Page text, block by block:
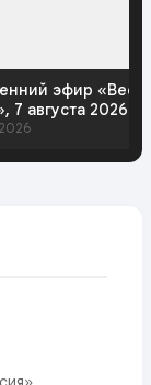
эфир
7 августа 2026